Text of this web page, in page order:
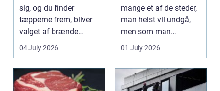
sig, og du finder
tæpperne frem, bliver
valget af brænde
pludselig vigtigt.
Mang...
04 July 2026
mange et af de steder,
man helst vil undgå,
men som man
alligevel...
01 July 2026